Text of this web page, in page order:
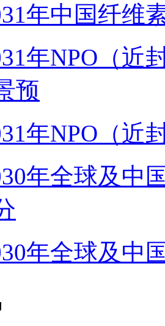
年中国纤维
年NPO（近
预
年NPO（近
年全球及中
年全球及中